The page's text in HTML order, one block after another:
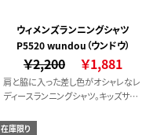
ウィメンズランニングシャツ
P5520 wundou（ウンドウ）
￥2,200 ￥1,881
肩と脇に入った差し色がオシャレなレ
ディースランニングシャツ。キッズサイ
在庫限り